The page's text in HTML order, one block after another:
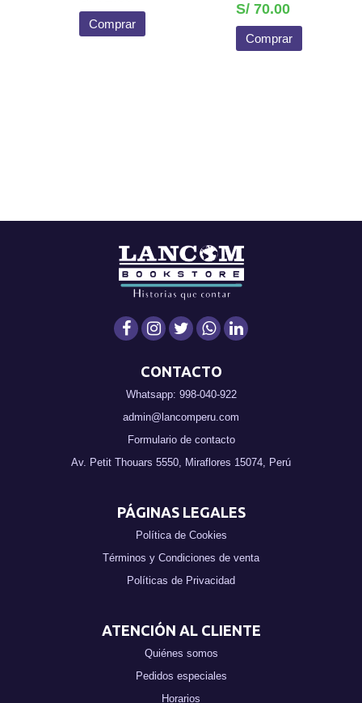
Comprar
S/ 70.00
Comprar
CONTACTO
Whatsapp: 998-040-922
admin@lancomperu.com
Formulario de contacto
Av. Petit Thouars 5550, Miraflores 15074, Perú
PÁGINAS LEGALES
Política de Cookies
Términos y Condiciones de venta
Políticas de Privacidad
ATENCIÓN AL CLIENTE
Quiénes somos
Pedidos especiales
Horarios